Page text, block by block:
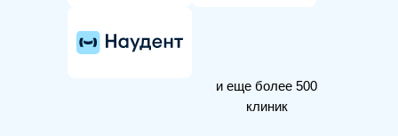
и еще более 500
клиник